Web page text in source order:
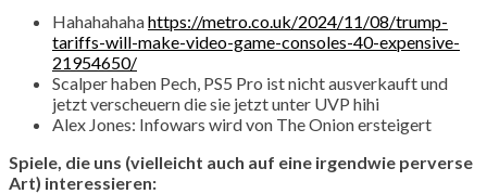
Hahahahahahttps://metro.co.uk/2024/11/08/trump-
tariffs-will-make-video-game-consoles-40-expensive-
21954650/
Scalper haben Pech, PS5 Pro ist nicht ausverkauft und
jetzt verscheuern die sie jetzt unter UVP hihi
Alex Jones: Infowars wird von The Onion ersteigert
Spiele, die uns (vielleicht auch auf eine irgendwie perverse
Art) interessieren: